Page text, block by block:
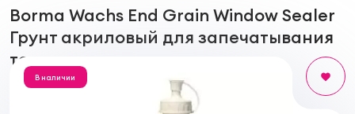
Borma Wachs End Grain Window Sealer
Грунт акриловый для запечатывания
торцов
В наличии